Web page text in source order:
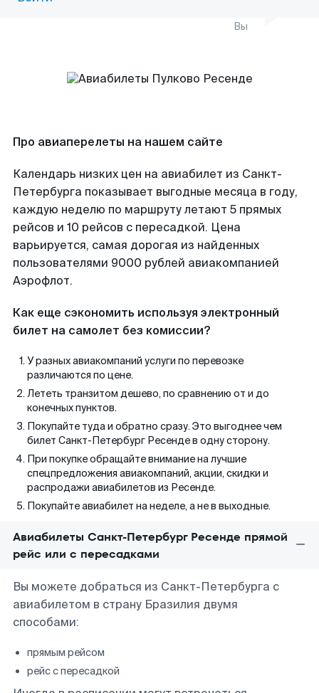
Вы
Про авиаперелеты на нашем сайте
Календарь низких цен на авиабилет из Санкт-
Петербурга показывает выгодные месяца в году,
каждую неделю по маршруту летают 5 прямых
рейсов и 10 рейсов с пересадкой. Цена
варьируется, самая дорогая из найденных
пользователями 9000 рублей авиакомпанией
Аэрофлот.
Как еще сэкономить используя электронный
билет на самолет без комиссии?
У разных авиакомпаний услуги по перевозке
различаются по цене.
Лететь транзитом дешево, по сравнению от и до
конечных пунктов.
Покупайте туда и обратно сразу. Это выгоднее чем
билет Санкт-Петербург Ресенде в одну сторону.
При покупке обращайте внимание на лучшие
спецпредложения авиакомпаний, акции, скидки и
распродажи авиабилетов из Ресенде.
Покупайте авиабилет на неделе, а не в выходные.
Авиабилеты Санкт-Петербург Ресенде прямой
рейс или с пересадками
Вы можете добраться из Санкт-Петербурга с
авиабилетом в страну Бразилия двумя
способами:
прямым рейсом
рейс с пересадкой